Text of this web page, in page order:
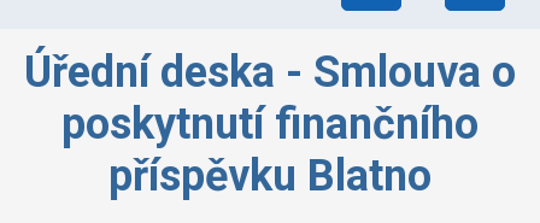
Úřední deska - Smlouva o
poskytnutí finančního
příspěvku Blatno